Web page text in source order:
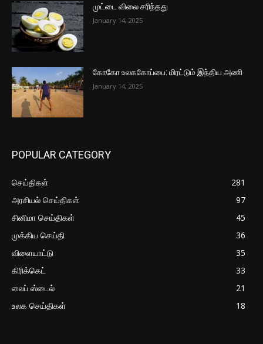
முட்டை விலை சரிந்தது
January 14, 2025
கோகோ உலககோப்பை: மிரட்டும் இந்திய அணி
January 14, 2025
POPULAR CATEGORY
செய்திகள்
281
அரசியல் செய்திகள்
97
சினிமா செய்திகள்
45
முக்கிய செய்தி
36
விளையாட்டு
35
கிரிக்கெட்
33
லைப் ஸ்டைல்
21
உலக செய்திகள்
18